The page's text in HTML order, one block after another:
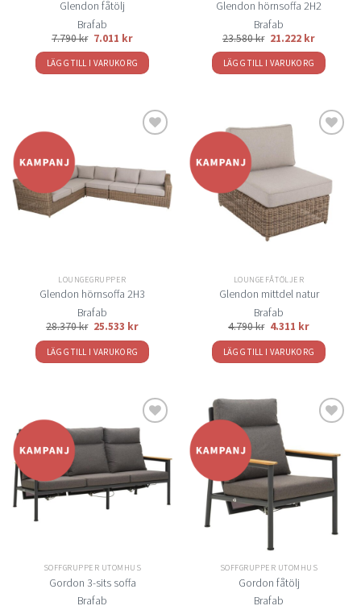
Glendon fåtölj
Brafab
7.790kr 7.011 kr
LÄGG TILL I VARUKORG
Glendon hörnsoffa 2H2
Brafab
23.580kr 21.222 kr
LÄGG TILL I VARUKORG
till i
önskelistan
LOUNGEGRUPPER
Glendon hörnsoffa 2H3
Brafab
28.370kr 25.533 kr
LÄGG TILL I VARUKORG
till i
önskelistan
LOUNGEFÅTÖLJER
Glendon mittdel natur
Brafab
4.790kr 4.311 kr
LÄGG TILL I VARUKORG
till i
önskelistan
SOFFGRUPPER UTOMHUS
Gordon 3-sits soffa
Brafab
Lägg
till i
önskelistan
SOFFGRUPPER UTOMHUS
Gordon fåtölj
Brafab